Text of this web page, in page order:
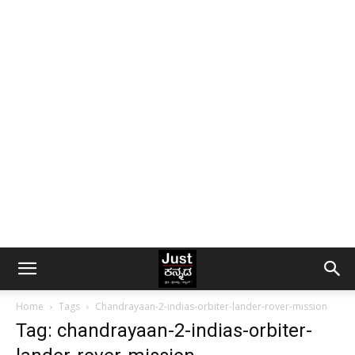
Home Tags Chandrayaan-2-indias-orbiter-lander-rover-mission
Tag: chandrayaan-2-indias-orbiter-